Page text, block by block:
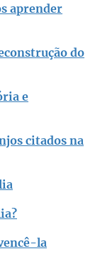
aprender
do
e
citados na
la